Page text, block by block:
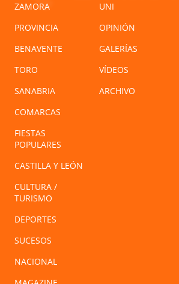
ZAMORA
PROVINCIA
BENAVENTE
TORO
SANABRIA
COMARCAS
FIESTAS
POPULARES
CASTILLA Y LEÓN
CULTURA /
TURISMO
DEPORTES
SUCESOS
NACIONAL
UNI
OPINIÓN
GALERÍAS
VÍDEOS
ARCHIVO